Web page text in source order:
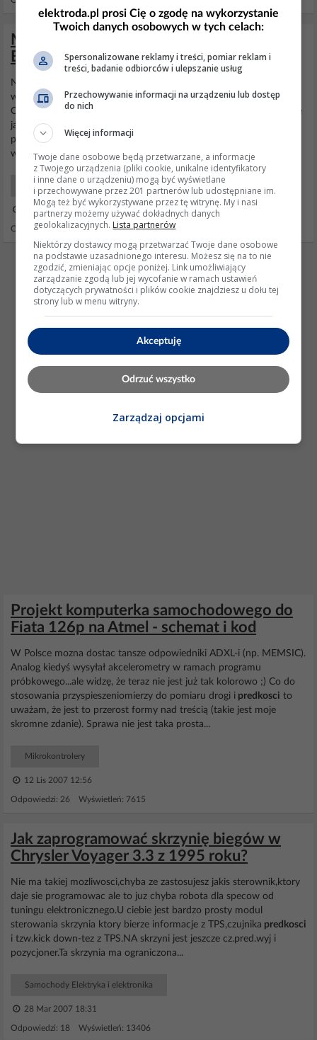
Mercesdes W169 2.0 CDI 2009 - Błędy
ESP/ po rozgrzaniu nie reaguje na zapłon
No tak mi się tez wydaje. Już dawno bym ten rozusznik
wymontował i sprawdziła na "stole" ale dostęp tam jest tragiczny.
Co do 2 błędu : C1AE6 -
prędkośći "wirowania" masz może
jakiś inny opis tego błędu ? Wydaje mi się ze chodzi o czyjnik
przyśpieszenia bocznego, ale po tym kodzie nic nie można
wywnioskować. Jest to błąd stały nie można go wykasować.
Samochody Elektryka i elektronika
06 Cze 2023 17:09
Odpowiedzi: 3 Wyświetleń: 948
REKLAMA
Projekt komputerka samochodowego do
Fiata 126p na Atmel - schemat i kod
W Polsce mozna dostac tansze odpowiedniki ADXL-i (np. MEMSIC).
Analog kiedyś wysyłał akcelerometry w ramach programu
próbkowego...ale widzę, że teraz nie jest już tak kolorowo ;) Co do
stosowania przyspieszeniomierzy do pomiaru drogi i predkosci to
uważam, że jest to przerost formy nad treścią (takie jest moje
skromne zdanie). Sprawa nie jest taka prosta...
Mikrokontrolery
12 Lis 2007 12:56
Odpowiedzi: 26 Wyświetleń: 7615
Jak zaprogramować skrzynię biegów w
Chrysler Voyager 3.3 z 1995 roku?
Nie ma takiej mozliwosci,chyba ze zastosujesz jakis sterownik,ktory
daje sie programowac ale to juz chyba robota dla specow od
tuningu elektronicznego.U ciebie jest bardzo prosty modul
sterowania skrzynia ktory bierze informacje z TPS,czujnika predkosci
i tzw.kick down-tez z TPS.NA skrzyni jest jeszcze cz.pred.wyj i
pozycjoner.Ta skrzynia ma ograniczona...
Samochody Elektryka i elektronika
28 Mar 2007 18:31
Odpowiedzi: 18 Wyświetleń: 13406
elektroda.pl prosi Cię o zgodę na wykorzystanie
Twoich danych osobowych w tych celach:
Spersonalizowane reklamy i treści, pomiar reklam i
treści, badanie odbiorców i ulepszanie usług
Przechowywanie informacji na urządzeniu lub dostęp
do nich
Więcej informacji
Twoje dane osobowe będą przetwarzane, a informacje
z Twojego urządzenia (pliki cookie, unikalne identyfikatory
i inne dane o urządzeniu) mogą być wyświetlane
i przechowywane przez 201 partnerów lub udostępniane im.
Mogą też być wykorzystywane przez tę witrynę. My i nasi
partnerzy możemy używać dokładnych danych
geolokalizacyjnych. Lista partnerów
Niektórzy dostawcy mogą przetwarzać Twoje dane osobowe
na podstawie uzasadnionego interesu. Możesz się na to nie
zgodzić, zmieniając opcje poniżej. Link umożliwiający
zarządzanie zgodą lub jej wycofanie w ramach ustawień
dotyczących prywatności i plików cookie znajdziesz u dołu tej
strony lub w menu witryny.
Akceptuję
Odrzuć wszystko
Zarządzaj opcjami